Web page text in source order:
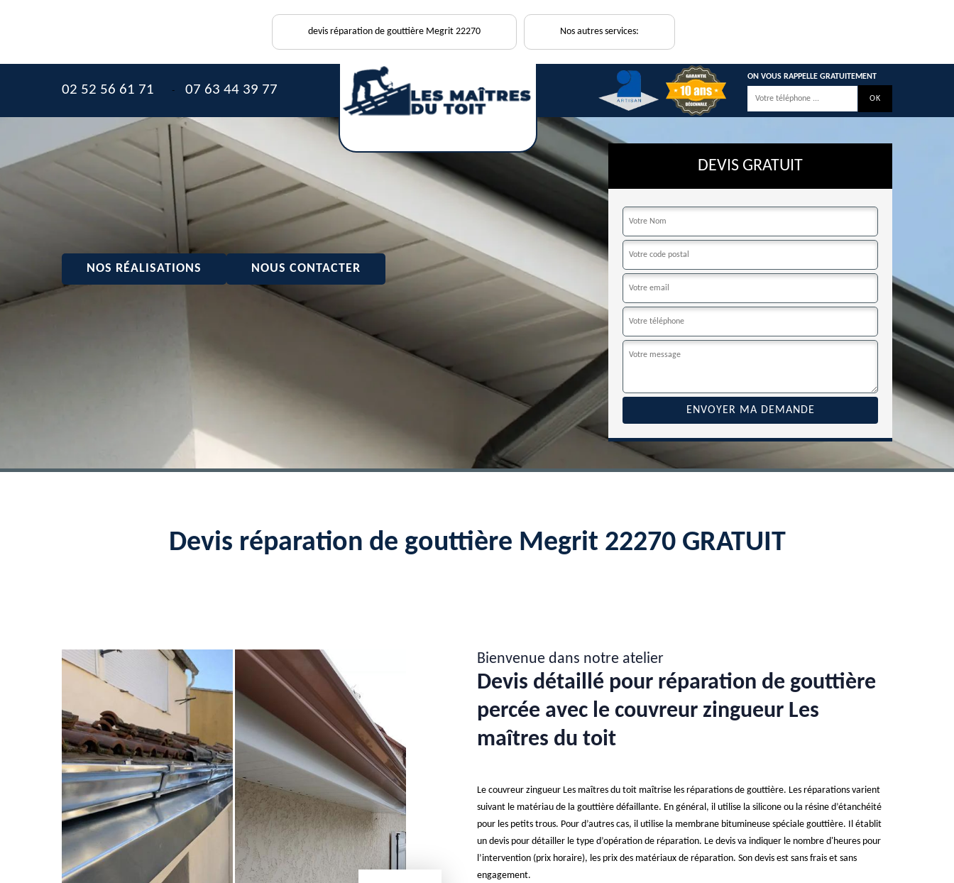
devis réparation de gouttière Megrit 22270 Nos autres services:
02 52 56 61 71 - 07 63 44 39 77
ON VOUS RAPPELLE GRATUITEMENT
NOS RÉALISATIONS NOUS CONTACTER
DEVIS GRATUIT
Devis réparation de gouttière Megrit 22270 GRATUIT
Bienvenue dans notre atelier
Devis détaillé pour réparation de gouttière
percée avec le couvreur zingueur Les
maîtres du toit
Le couvreur zingueur Les maîtres du toit maîtrise les réparations de gouttière. Les réparations varient
suivant le matériau de la gouttière défaillante. En général, il utilise la silicone ou la résine d’étanchéité
pour les petits trous. Pour d’autres cas, il utilise la membrane bitumineuse spéciale gouttière. Il établit
un devis pour détailler le type d’opération de réparation. Le devis va indiquer le nombre d'heures pour
l’intervention (prix horaire), les prix des matériaux de réparation. Son devis est sans frais et sans
engagement.